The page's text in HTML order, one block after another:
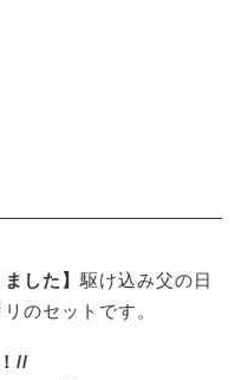
した】 駆け込み父の日
のセットです。
//